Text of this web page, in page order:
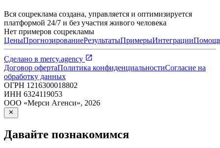
Вся соцреклама создана, управляется и оптимизируется
платформой 24/7 и без участия живого человека
Нет примеров соцрекламы
ЦеныПрогнозированиеРезультатыПримерыИнтеграции
Сделано в mercy.agency
Договор офертаПолитика конфиденциальностиСогласие на
обработку данных
ОГРН 1216300018802
ИНН 6324119053
ООО «Мерси Агенси», 2026
Давайте познакомимся